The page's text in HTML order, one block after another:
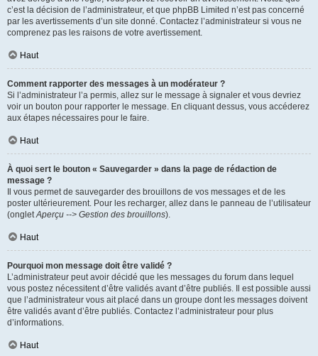
c’est la décision de l’administrateur, et que phpBB Limited n’est pas concerné
par les avertissements d’un site donné. Contactez l’administrateur si vous ne
comprenez pas les raisons de votre avertissement.
Haut
Comment rapporter des messages à un modérateur ?
Si l’administrateur l’a permis, allez sur le message à signaler et vous devriez
voir un bouton pour rapporter le message. En cliquant dessus, vous accéderez
aux étapes nécessaires pour le faire.
Haut
À quoi sert le bouton « Sauvegarder » dans la page de rédaction de
message ?
Il vous permet de sauvegarder des brouillons de vos messages et de les
poster ultérieurement. Pour les recharger, allez dans le panneau de l’utilisateur
(ongletAperçu --> Gestion des brouillons).
Haut
Pourquoi mon message doit être validé ?
L’administrateur peut avoir décidé que les messages du forum dans lequel
vous postez nécessitent d’être validés avant d’être publiés. Il est possible aussi
que l’administrateur vous ait placé dans un groupe dont les messages doivent
être validés avant d’être publiés. Contactez l’administrateur pour plus
d’informations.
Haut